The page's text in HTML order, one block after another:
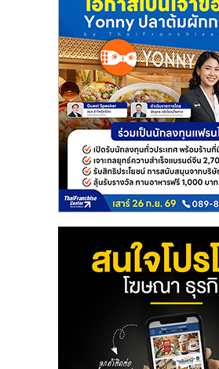
แฟ
ไชส์
หน้า